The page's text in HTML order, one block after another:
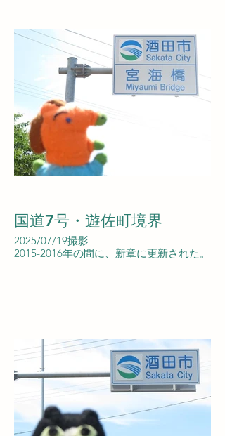
国道7号・遊佐町境界
2025/07/19撮影
2015-2016年の間に、新章に更新された。